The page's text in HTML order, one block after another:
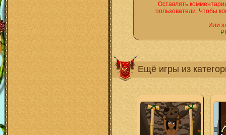
Оставлять
пользователи. Чтобы
Или
Ещё игры из